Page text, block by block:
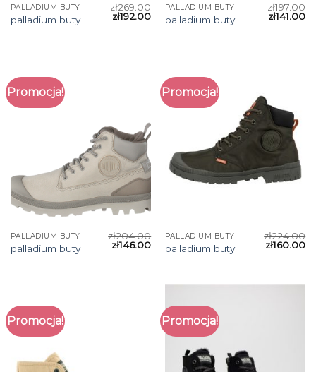
PALLADIUM BUTY
palladium buty
zł269.00
zł192.00
PALLADIUM BUTY
palladium buty
zł197.00
zł141.00
Promocja!
PALLADIUM BUTY
palladium buty
zł204.00
zł146.00
Promocja!
PALLADIUM BUTY
palladium buty
zł224.00
zł160.00
Promocja! Promocja!